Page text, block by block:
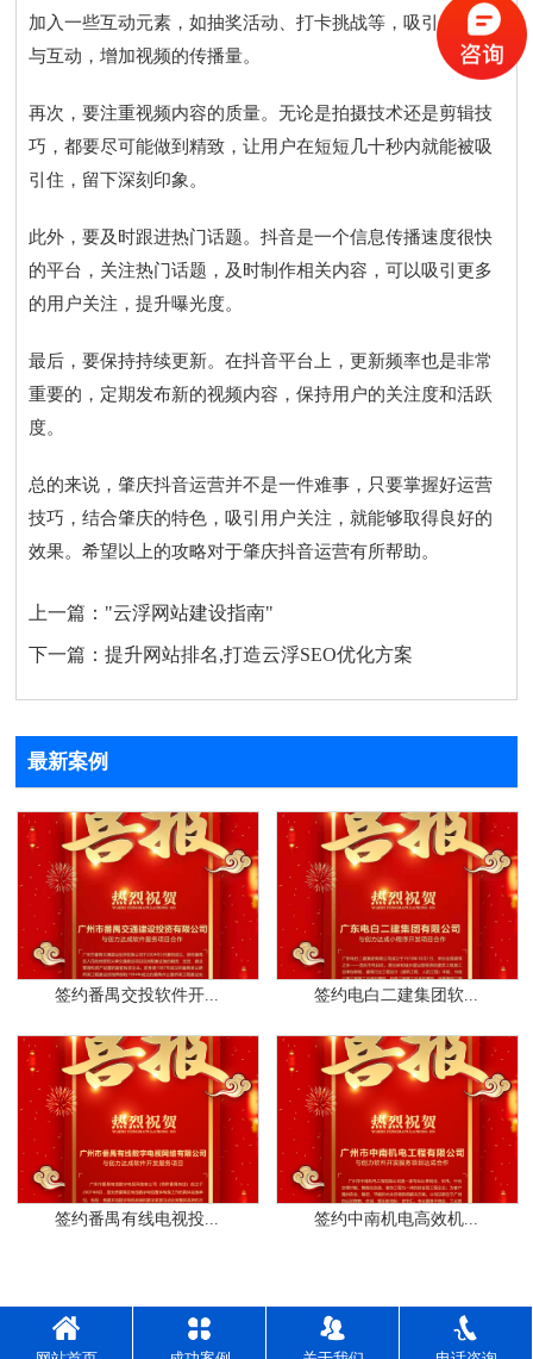
加入一些互动元素，如抽奖活动、打卡挑战等，吸引用户参
与互动，增加视频的传播量。
再次，要注重视频内容的质量。无论是拍摄技术还是剪辑技
巧，都要尽可能做到精致，让用户在短短几十秒内就能被吸
引住，留下深刻印象。
此外，要及时跟进热门话题。抖音是一个信息传播速度很快
的平台，关注热门话题，及时制作相关内容，可以吸引更多
的用户关注，提升曝光度。
最后，要保持持续更新。在抖音平台上，更新频率也是非常
重要的，定期发布新的视频内容，保持用户的关注度和活跃
度。
总的来说，肇庆抖音运营并不是一件难事，只要掌握好运营
技巧，结合肇庆的特色，吸引用户关注，就能够取得良好的
效果。希望以上的攻略对于肇庆抖音运营有所帮助。
上一篇： "云浮网站建设指南"
下一篇：提升网站排名,打造云浮SEO优化方案
最新案例
签约番禺交投软件开... 签约电白二建集团软...
签约番禺有线电视投... 签约中南机电高效机...